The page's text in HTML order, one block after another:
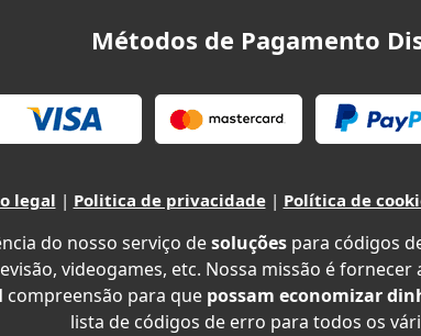
Métodos de Pagamento
legal | Politica de privacidade| Política de
do nosso serviço desoluções para códigos
videogames, etc. Nossa missão é
compreensão para que possam economizar
lista de códigos de erro para todos os